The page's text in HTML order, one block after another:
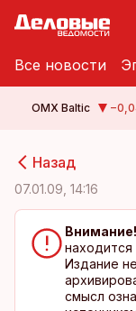
Все новости
OMX Baltic
Назад
07.01.09, 14:16
Внимание!
Издание
смысл